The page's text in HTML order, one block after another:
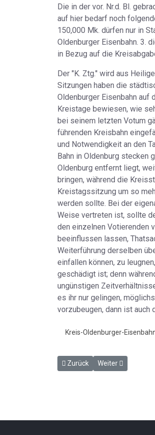
Die in der vor. Nr.d. Bl.
auf hier bedarf noch
150,000 Mk. dürfen nur in
Oldenburger Eisenbahn. 3.
in Bezug auf die
Der "K. Ztg." wird aus
Sitzungen haben die
Oldenburger Eisenbahn auf
Kreistage bewiesen, wie
bei seinem letzten Votum
führenden Kreisbahn
und Notwendigkeit an den
Bahn in Oldenburg stecken
Oldenburg entfernt liegt,
bringen, während die
Kreistagssitzung um so
werden sollte. Bei der
Weise vertreten ist, sollte
den einzelnen Votierenden
beeinflussen lassen,
Weiterführung derselben
einfallen können, zu
geschädigt ist; denn
ungünstigen
es ihr nur gelingen,
vorzubeugen, dann ist
Kreis-Oldenburger-
Vorheriger Beitrag: 100,000
Zurück Nächster Beitrag:
Weiter